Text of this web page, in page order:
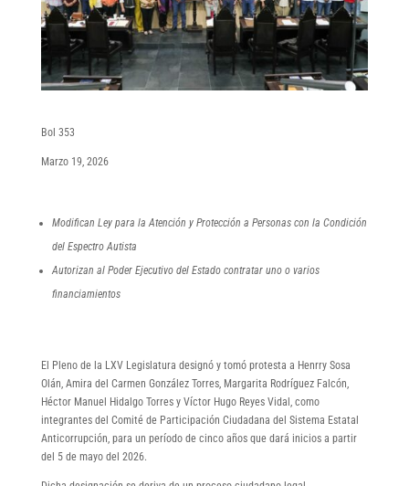
Bol 353
Marzo 19, 2026
Modifican Ley para la Atención y Protección a Personas con la Condición
del Espectro Autista
Autorizan al Poder Ejecutivo del Estado contratar uno o varios
financiamientos
El Pleno de la LXV Legislatura designó y tomó protesta a Henrry Sosa
Olán, Amira del Carmen González Torres, Margarita Rodríguez Falcón,
Héctor Manuel Hidalgo Torres y Víctor Hugo Reyes Vidal, como
integrantes del Comité de Participación Ciudadana del Sistema Estatal
Anticorrupción, para un período de cinco años que dará inicios a partir
del 5 de mayo del 2026.